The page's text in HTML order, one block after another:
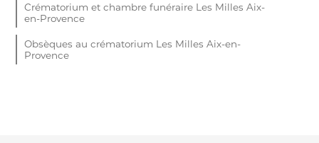
Crématorium et chambre funéraire Les Milles Aix-
en-Provence
Obsèques au crématorium Les Milles Aix-en-
Provence